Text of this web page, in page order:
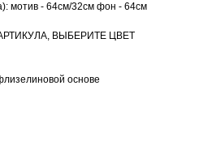
мотив - 64см/32см фон - 64см
ВЫБЕРИТЕ ЦВЕТ
основе